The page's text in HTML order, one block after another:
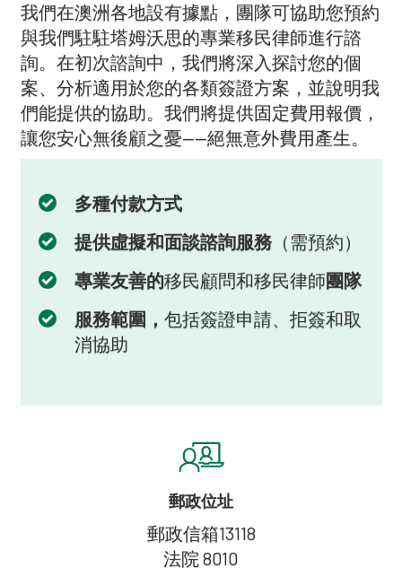
我們在澳洲各地設有據點，團隊可協助您預約
與我們駐駐塔姆沃思的專業移民律師進行諮
詢。在初次諮詢中，我們將深入探討您的個
案、分析適用於您的各類簽證方案，並說明我
們能提供的協助。我們將提供固定費用報價，
讓您安心無後顧之憂——絕無意外費用產生。
多種付款方式
提供虛擬和面談諮詢服務（需預約）
專業友善的移民顧問和移民律師團隊
服務範圍， 包括簽證申請、拒簽和取
消協助
郵政位址
郵政信箱13118
法院 8010